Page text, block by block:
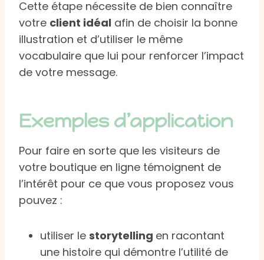
Cette étape nécessite de bien connaître
votre client idéal afin de choisir la bonne
illustration et d’utiliser le même
vocabulaire que lui pour renforcer l’impact
de votre message.
Exemples d’application
Pour faire en sorte que les visiteurs de
votre boutique en ligne témoignent de
l’intérêt pour ce que vous proposez vous
pouvez :
utiliser le storytelling en racontant
une histoire qui démontre l’utilité de